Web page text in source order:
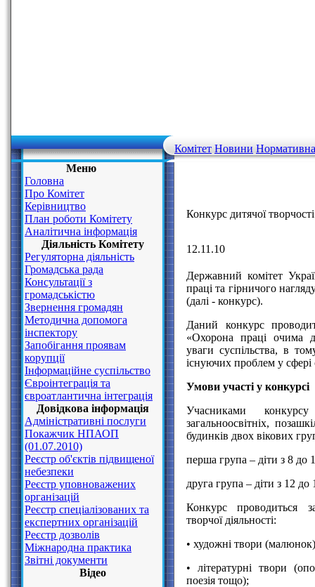
Комітет Новини Нормативна
Меню
Головна
Про Комітет
Керівництво
План роботи Комітету
Аналітична інформація
Діяльність Комітету
Регуляторна діяльність
Громадська рада
Консультації з
громадськістю
Звернення громадян
Методична допомога
інспектору
Запобігання проявам
корупції
Інформаційне суспільство
Євроінтеграція та
євроатлантична інтеграція
Довідкова інформація
Адміністративні послуги
Покажчик НПАОП
(01.07.2010)
Реєстр об'єктів підвищеної
небезпеки
Реєстр уповноважених
організацій
Реєстр спеціалізованих та
експертних організацій
Реєстр дозволів
Міжнародна практика
Звітні документи
Відео
Конкурс дитячої
12.11.10
Державний комітет
праці та гірничого
(далі - конкурс).
Даний конкурс
«Охорона праці очима
уваги суспільства, в
існуючих проблем у сфері
Умови участі у конкурсі
Учасниками
загальноосвітніх,
будинків двох вікових
перша група – діти з 8 до
друга група – діти з 12 до
Конкурс проводиться
творчої діяльності:
• художні твори
• літературні твори
поезія тощо);